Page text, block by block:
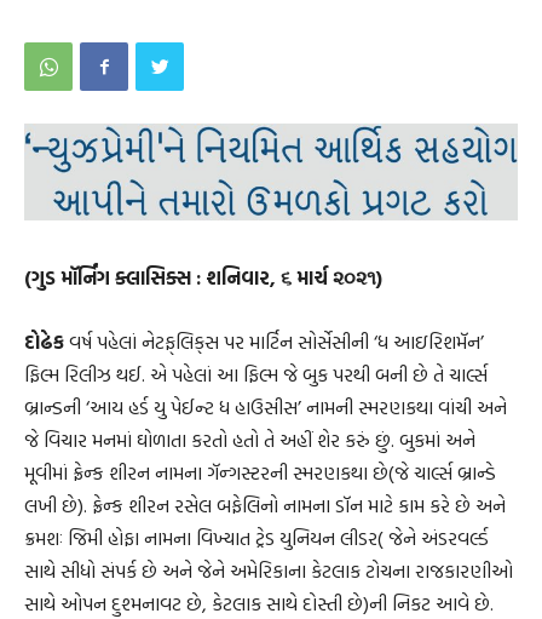
(ગુડ મૉર્નિંગ ક્લાસિક્સ : શનિવાર, ૬ માર્ચ ૨૦૨૧)
દોઢેકવર્ષ પહેલાં નેટફ્‌લિક્‌સ પર માર્ટિન સોર્સેસીની ‘ધ આઇરિશમૅન’
ફિલ્મ રિલીઝ થઈ. એ પહેલાં આ ફિલ્મ જે બુક પરથી બની છે તે ચાર્લ્સ
બ્રાન્ડની ‘આય હર્ડ યુ પેઈન્ટ ધ હાઉસીસ’ નામની સ્મરણકથા વાંચી અને
જે વિચાર મનમાં ઘોળાતા કરતો હતો તે અહીં શેર કરું છું. બુકમાં અને
મૂવીમાં ફ્રેન્ક શીરન નામના ગૅન્ગસ્ટરની સ્મરણકથા છે(જે ચાર્લ્સ બ્રાન્ડે
લખી છે). ફ્રેન્ક શીરન રસેલ બફેલિનો નામના ડૉન માટે કામ કરે છે અને
ક્રમશઃ જિમી હોફા નામના વિખ્યાત ટ્રેડ યુનિયન લીડર( જેને અંડરવર્લ્ડ
સાથે સીધો સંપર્ક છે અને જેને અમેરિકાના કેટલાક ટોચના રાજકારણીઓ
સાથે ઓપન દુશ્મનાવટ છે, કેટલાક સાથે દોસ્તી છે)ની નિકટ આવે છે.